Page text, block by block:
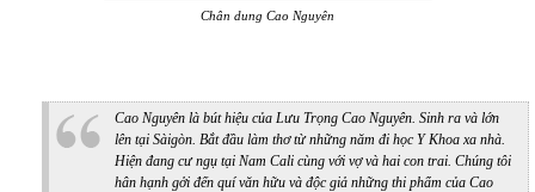
Chân dung Cao Nguyên
Cao Nguyên là bút hiệu của Lưu Trọng Cao Nguyên. Sinh ra và lớn
lên tại Sàigòn. Bắt đầu làm thơ từ những năm đi học Y Khoa xa nhà.
Hiện đang cư ngụ tại Nam Cali cùng với vợ và hai con trai. Chúng tôi
hân hạnh gởi đến quí văn hữu và độc giả những thi phẩm của Cao